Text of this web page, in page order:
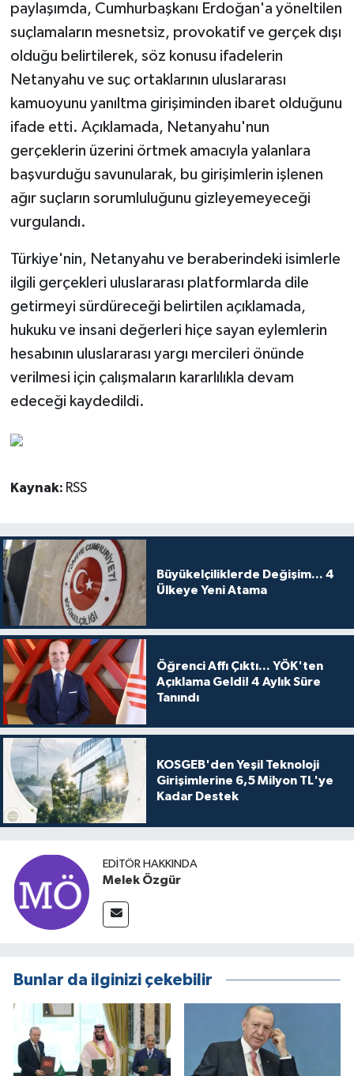
paylaşımda, Cumhurbaşkanı Erdoğan'a yöneltilen
suçlamaların mesnetsiz, provokatif ve gerçek dışı
olduğu belirtilerek, söz konusu ifadelerin
Netanyahu ve suç ortaklarının uluslararası
kamuoyunu yanıltma girişiminden ibaret olduğunu
ifade etti. Açıklamada, Netanyahu'nun
gerçeklerin üzerini örtmek amacıyla yalanlara
başvurduğu savunularak, bu girişimlerin işlenen
ağır suçların sorumluluğunu gizleyemeyeceği
vurgulandı.
Türkiye'nin, Netanyahu ve beraberindeki isimlerle
ilgili gerçekleri uluslararası platformlarda dile
getirmeyi sürdüreceği belirtilen açıklamada,
hukuku ve insani değerleri hiçe sayan eylemlerin
hesabının uluslararası yargı mercileri önünde
verilmesi için çalışmaların kararlılıkla devam
edeceği kaydedildi.
Kaynak: RSS
Büyükelçiliklerde Değişim... 4
Ülkeye Yeni Atama
Öğrenci Affı Çıktı... YÖK'ten
Açıklama Geldi! 4 Aylık Süre
Tanındı
KOSGEB'den Yeşil Teknoloji
Girişimlerine 6,5 Milyon TL'ye
Kadar Destek
EDITÖR HAKKINDA
Melek Özgür
Bunlar da ilginizi çekebilir